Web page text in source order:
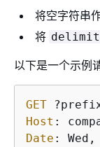
将空字符串
将
以下是一个示例
GET
Host :
Date : Wed,